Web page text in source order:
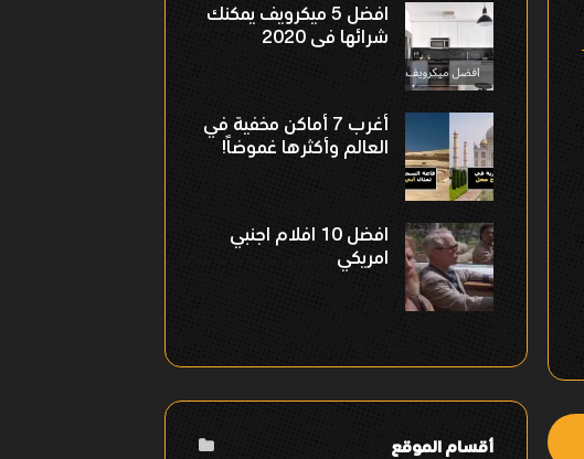
افضل 5 ميكرويف يمكنك
شرائها فى 2020
أغرب 7 أماكن مخفية في
العالم وأكثرها غموضاً!
افضل 10 افلام اجنبي
امريكي
أقسام الموقع